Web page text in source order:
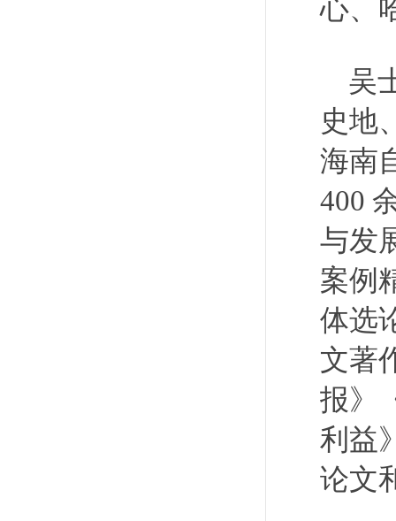
心、
吴
史地
海南
400
与发
案例
体选
文著
报》
利益
论文